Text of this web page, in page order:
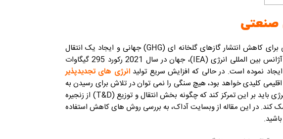
کربن زدایی از فرآیندهای تولید برق اهرم اصلی برای کاهش انتشار گازهای گلخانه ای (GHG) جهانی و ایجاد یک انتقال
موفق انرژی بوده و خواهد ماند. طبق گزارش آژانس بین المللی انرژی (IEA)، جهان در سال 2021 رکورد 295 گیگاوات
در حالی که افزایش سریع تولیدانرژی های تجدیدپذیر
کلیدی خواهد بود، هیچ سنگی را نمی توان در تلاش برای رسیدن به
صفر خالص رها کرد. برای این منظور، صنعت انرژی باید بر این تمرکز کند که چگونه بخش انتقال و توزیع (T&D) از زنجیره
کند. در این مقاله از وبسایت آداک، به بررسی روش های کاهش استفاده